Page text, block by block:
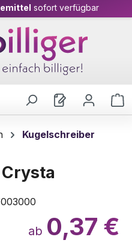
sofort verfügbar
Kugelschreiber
ab 0,37 €